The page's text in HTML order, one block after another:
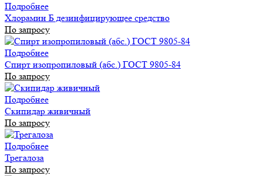
Подробнее
Хлорамин Б дезинфицирующее средство
По запросу
Подробнее
Спирт изопропиловый (абс.) ГОСТ 9805-84
По запросу
Подробнее
Скипидар живичный
По запросу
Подробнее
Трегалоза
По запросу